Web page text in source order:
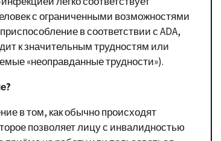
с ограниченными возможностями
в соответствии с ADA,
к значительным трудностям или
«неоправданные трудности»).
в том, как обычно происходят
позволяет лицу с инвалидностью